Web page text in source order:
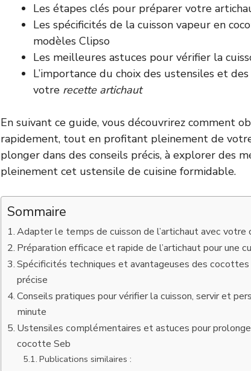
Les étapes clés pour préparer votre
Les spécificités de la cuisson vapeur en
modèles Clipso
Les meilleures astuces pour vérifier la
L’importance du choix des ustensiles et
votre recette artichaut
En suivant ce guide, vous découvrirez comment
rapidement, tout en profitant pleinement de
plonger dans des conseils précis, à explorer des
pleinement cet ustensile de cuisine formidable.
Sommaire
Adapter le temps de cuisson de l’artichaut avec
Préparation efficace et rapide de l’artichaut pour une
Spécificités techniques et avantageuses des
précise
Conseils pratiques pour vérifier la cuisson, servir et
minute
Ustensiles complémentaires et astuces pour
cocotte Seb
Publications similaires :